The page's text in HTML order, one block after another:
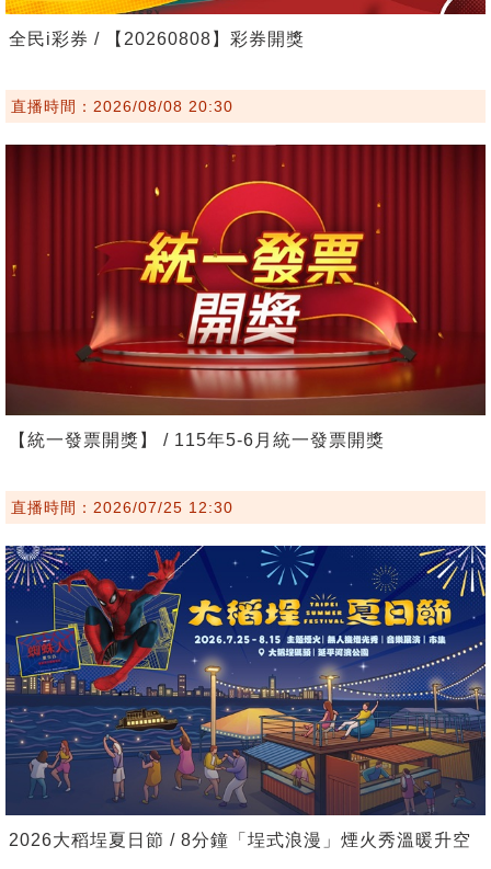
全民i彩券 / 【20260808】彩券開獎
直播時間：2026/08/08 20:30
【統一發票開獎】 / 115年5-6月統一發票開獎
直播時間：2026/07/25 12:30
2026大稻埕夏日節 / 8分鐘「埕式浪漫」煙火秀溫暖升空